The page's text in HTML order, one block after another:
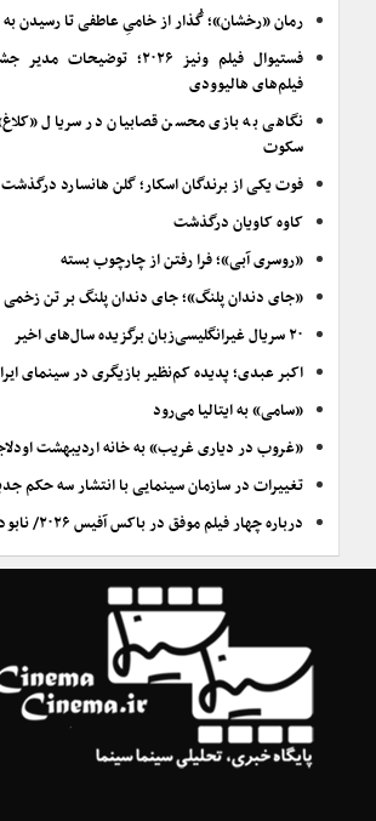
رمان «رخشان»؛ گُذار از خامیِ عاطفی تا رسیدن
فستیوال فیلم ونیز ۲۰۲۶؛
فیلم‌های هالیوودی
نگاهی به بازی محسن قصابیان در سریال
سکوت
فوت یکی از برندگان اسکار؛ گلن هانسارد درگذشت
کاوه کاویان درگذشت
«روسری آبی»؛ فرا رفتن از چارچوب بسته
«جای دندان پلنگ»؛ جای دندان پلنگ بر تن زخمی
۲۰ سریال غیرانگلیسی‌زبان برگزیده سال‌های اخیر
اکبر عبدی؛ پدیده کم‌نظیر بازیگری در سینمای
«سامی» به ایتالیا می‌رود
«غروب در دیاری غریب» به خانه اردیبهشت
تغییرات در سازمان سینمایی با انتشار سه حکم
درباره چهار فیلم موفق در باکس آفیس ۲۰۲۶/ نابودگران کلیشه